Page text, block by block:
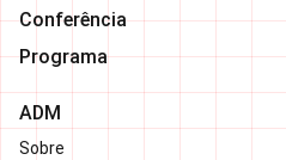
Conferência
Programa
ADM
Sobre